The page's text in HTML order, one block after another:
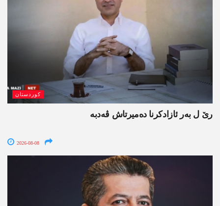
کوردستان
رێ ل بەر ئازادکرنا دەمیرتاش ڤەدبە
2026-08-08